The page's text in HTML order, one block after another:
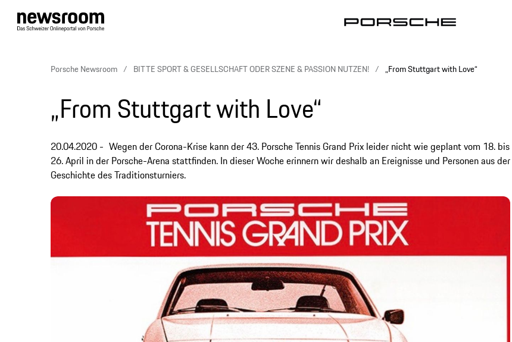
Porsche Newsroom BITTE SPORT & GESELLSCHAFT ODER SZENE & PASSION NUTZEN! „From Stuttgart with Love“
„From Stuttgart with Love“
20.04.2020
Wegen der Corona-Krise kann der 43. Porsche Tennis Grand Prix leider nicht wie geplant vom 18. bis
26. April in der Porsche-Arena stattfinden. In dieser Woche erinnern wir deshalb an Ereignisse und Personen aus der
Geschichte des Traditionsturniers.